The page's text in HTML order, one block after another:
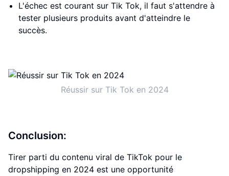
L'échec est courant sur Tik Tok, il faut s'attendre à
tester plusieurs produits avant d'atteindre le
succès.
Réussir sur Tik Tok en 2024
Conclusion:
Tirer parti du contenu viral de TikTok pour le
dropshipping en 2024 est une opportunité